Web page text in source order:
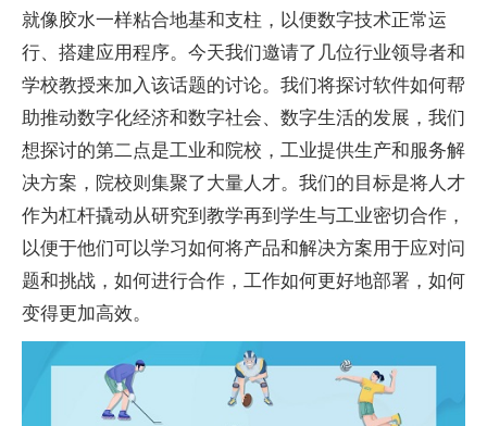
就像胶水一样粘合地基和支柱，以便数字技术正常运
行、搭建应用程序。今天我们邀请了几位行业领导者和
学校教授来加入该话题的讨论。我们将探讨软件如何帮
助推动数字化经济和数字社会、数字生活的发展，我们
想探讨的第二点是工业和院校，工业提供生产和服务解
决方案，院校则集聚了大量人才。我们的目标是将人才
作为杠杆撬动从研究到教学再到学生与工业密切合作，
以便于他们可以学习如何将产品和解决方案用于应对问
题和挑战，如何进行合作，工作如何更好地部署，如何
变得更加高效。